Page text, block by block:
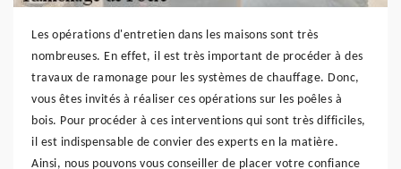
Les opérations d'entretien dans les maisons sont très
nombreuses. En effet, il est très important de procéder à des
travaux de ramonage pour les systèmes de chauffage. Donc,
vous êtes invités à réaliser ces opérations sur les poêles à
bois. Pour procéder à ces interventions qui sont très difficiles,
il est indispensable de convier des experts en la matière.
Ainsi, nous pouvons vous conseiller de placer votre confiance